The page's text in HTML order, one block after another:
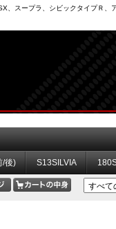
スープラ、シビックタイプＲ、
/後) S13SILVIA